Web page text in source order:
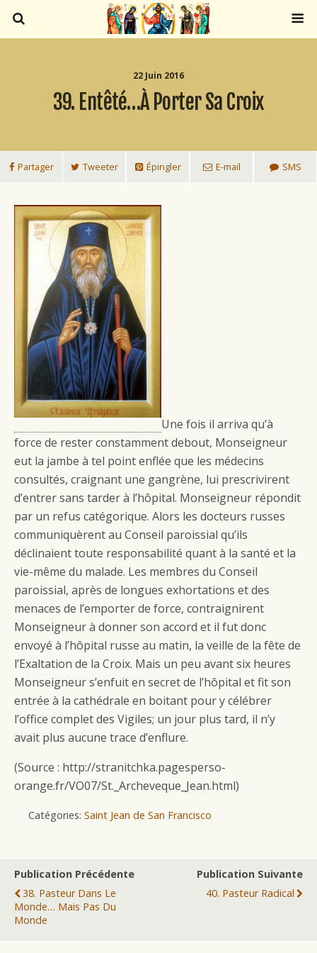
22 Juin 2016
39. Entêté…à Porter Sa Croix
Partager Tweeter Épingler E-mail SMS
Une fois il arriva qu’à
force de rester constamment debout, Monseigneur
eut la jambe à tel point enflée que les médecins
consultés, craignant une gangrène, lui prescrivirent
d’entrer sans tarder à l’hôpital. Monseigneur répondit
par un refus catégorique. Alors les docteurs russes
communiquèrent au Conseil paroissial qu’ils
déclinaient toute responsabilité quant à la santé et la
vie-même du malade. Les membres du Conseil
paroissial, après de longues exhortations et des
menaces de l’emporter de force, contraignirent
Monseigneur à donner son accord et il fut donc
envoyé à l’hôpital russe au matin, la veille de la fête de
l’Exaltation de la Croix. Mais un peu avant six heures
Monseigneur s’enfuit en secret de l’hôpital et fit son
entrée à la cathédrale en boitant pour y célébrer
l’office complet des Vigiles; un jour plus tard, il n’y
avait plus aucune trace d’enflure.
(Source : http://stranitchka.pagesperso-
orange.fr/VO07/St._Archeveque_Jean.html)
Catégories: Saint Jean de San Francisco
Publication Précédente
38. Pasteur Dans Le
Monde… Mais Pas Du
Monde
Publication Suivante
40. Pasteur Radical